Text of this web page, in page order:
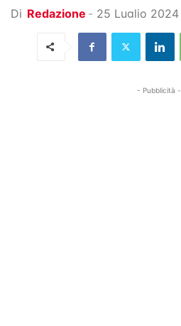
Di Redazione - 25 Luglio 2024
- Pubblicità -